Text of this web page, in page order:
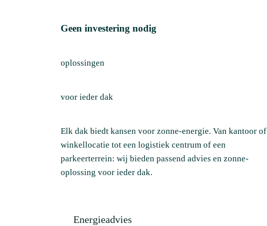
Geen investering nodig
oplossingen
voor ieder dak
Elk dak biedt kansen voor zonne-energie. Van kantoor of
winkellocatie tot een logistiek centrum of een
parkeerterrein: wij bieden passend advies en zonne-
oplossing voor ieder dak.
Energieadvies